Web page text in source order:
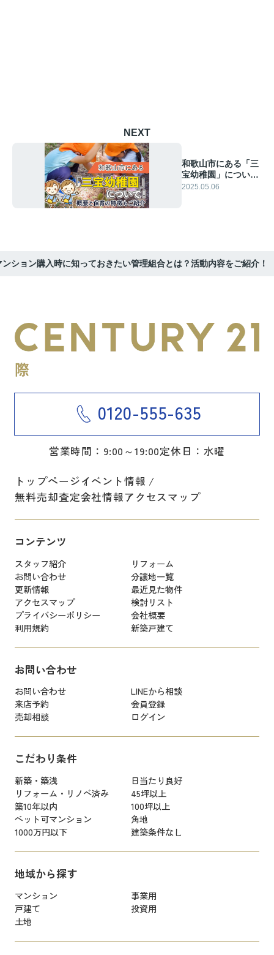
NEXT
和歌山市にある「三
宝幼稚園」につい
て！概要と保育の特
2025.05.06
ンション購入時に知っておきたい管理組合とは？活動内容をご紹介！
0120-555-635
営業時間：9:00～19:00定休日：水曜
トップページイベント情報
無料売却査定会社情報アクセスマップ
コンテンツ
スタッフ紹介
リフォーム
お問い合わせ
分譲地一覧
更新情報
最近見た物件
アクセスマップ
検討リスト
プライバシーポリシー
会社概要
利用規約
新築戸建て
お問い合わせ
お問い合わせ
LINEから相談
来店予約
会員登録
売却相談
ログイン
こだわり条件
新築・築浅
日当たり良好
リフォーム・リノベ済み
45坪以上
築10年以内
100坪以上
ペット可マンション
角地
1000万円以下
建築条件なし
地域から探す
マンション
事業用
戸建て
投資用
土地